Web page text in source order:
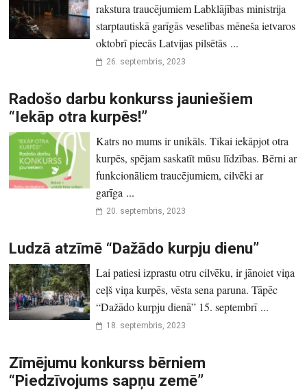
rakstura traucējumiem Labklājības ministrija
starptautiskā garīgās veselības mēneša ietvaros
oktobrī piecās Latvijas pilsētās ...
26. septembris, 2023
Radošo darbu konkurss jauniešiem
“Iekāp otra kurpēs!”
Katrs no mums ir unikāls. Tikai iekāpjot otra
kurpēs, spējam saskatīt mūsu līdzības. Bērni ar
funkcionāliem traucējumiem, cilvēki ar
garīga ...
20. septembris, 2023
Ludzā atzīmē “Dažādo kurpju dienu”
Lai patiesi izprastu otru cilvēku, ir jānoiet viņa
ceļš viņa kurpēs, vēsta sena paruna. Tāpēc
“Dažādo kurpju dienā” 15. septembrī ...
18. septembris, 2023
Zīmējumu konkurss bērniem
“Piedzīvojums sapņu zemē”